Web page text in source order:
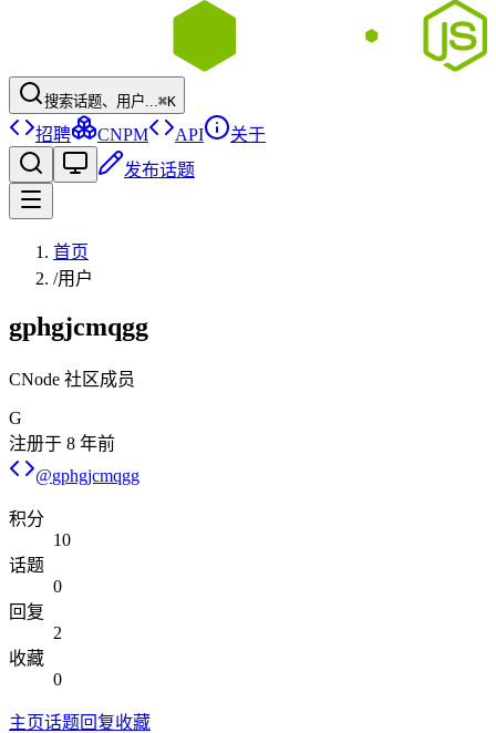
搜索话题、用户...⌘K
招聘 CNPM API
关于
发布话题
首页
/用户
gphgjcmqgg
CNode 社区成员
G
注册于 8 年前
@gphgjcmqgg
积分
10
话题
0
回复
2
收藏
0
主页话题回复收藏